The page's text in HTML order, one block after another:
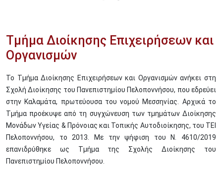
Τμήμα Διοίκησης Επιχειρήσεων και
Οργανισμών
Το Τμήμα Διοίκησης Επιχειρήσεων και Οργανισμών ανήκει στη
Σχολή Διοίκησης του Πανεπιστημίου Πελοποννήσου, που εδρεύει
στην Καλαμάτα, πρωτεύουσα του νομού Μεσσηνίας. Αρχικά το
Τμήμα προέκυψε από τη συγχώνευση των τμημάτων Διοίκησης
Μονάδων Υγείας & Πρόνοιας και Τοπικής Αυτοδιοίκησης, του ΤΕΙ
Πελοποννήσου, το 2013. Με την ψήφιση του Ν. 4610/2019
επανιδρύθηκε ως Τμήμα της Σχολής Διοίκησης του
Πανεπιστημίου Πελοποννήσου.